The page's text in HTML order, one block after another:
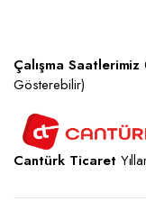
Çalışma Saatlerimiz
Gösterebilir)
Cantürk Ticaret